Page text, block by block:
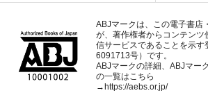
ABJマークは、この電子書店
が、著作権者からコンテン
信サービスであることを示す
6091713号）です。
ABJマークの詳細、ABJマー
の一覧はこちら
→ https://aebs.or.jp/